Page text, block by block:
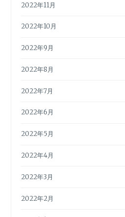
2022年11月
2022年10月
2022年9月
2022年8月
2022年7月
2022年6月
2022年5月
2022年4月
2022年3月
2022年2月